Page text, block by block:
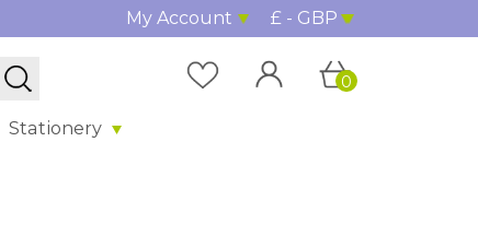
My Account £ - GBP
Stationery
0